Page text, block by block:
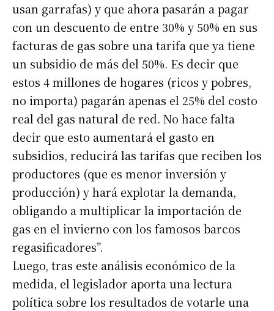
usan garrafas) y que ahora pasarán a pagar
con un descuento de entre 30% y 50% en sus
facturas de gas sobre una tarifa que ya tiene
un subsidio de más del 50%. Es decir que
estos 4 millones de hogares (ricos y pobres,
no importa) pagarán apenas el 25% del costo
real del gas natural de red. No hace falta
decir que esto aumentará el gasto en
subsidios, reducirá las tarifas que reciben los
productores (que es menor inversión y
producción) y hará explotar la demanda,
obligando a multiplicar la importación de
gas en el invierno con los famosos barcos
regasificadores”.
Luego, tras este análisis económico de la
medida, el legislador aporta una lectura
política sobre los resultados de votarle una